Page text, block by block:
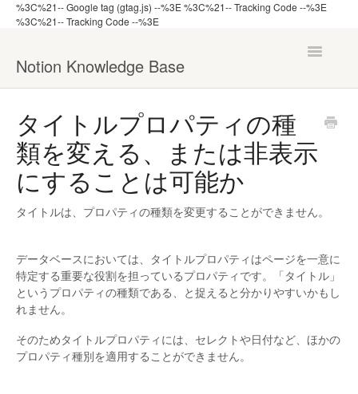
%3C%21-- Google tag (gtag.js) --%3E%3C%21-- Tracking Code --%3E
%3C%21-- Tracking Code --%3E
Notion Knowledge Base
Toggle
機能から探す
管理者向け
タイトルプロパティの種
類を変える、または非表示
にすることは可能か
タイトルは、プロパティの種類を変更することができません。
データベースにおいては、タイトルプロパティはページを一意に
特定する重要な役割を担っているプロパティです。「タイトル」
というプロパティの種類である、と捉えると分かりやすいかもし
れません。
そのためタイトルプロパティには、セレクトや日付など、ほかの
プロパティ種別を適用することができません。